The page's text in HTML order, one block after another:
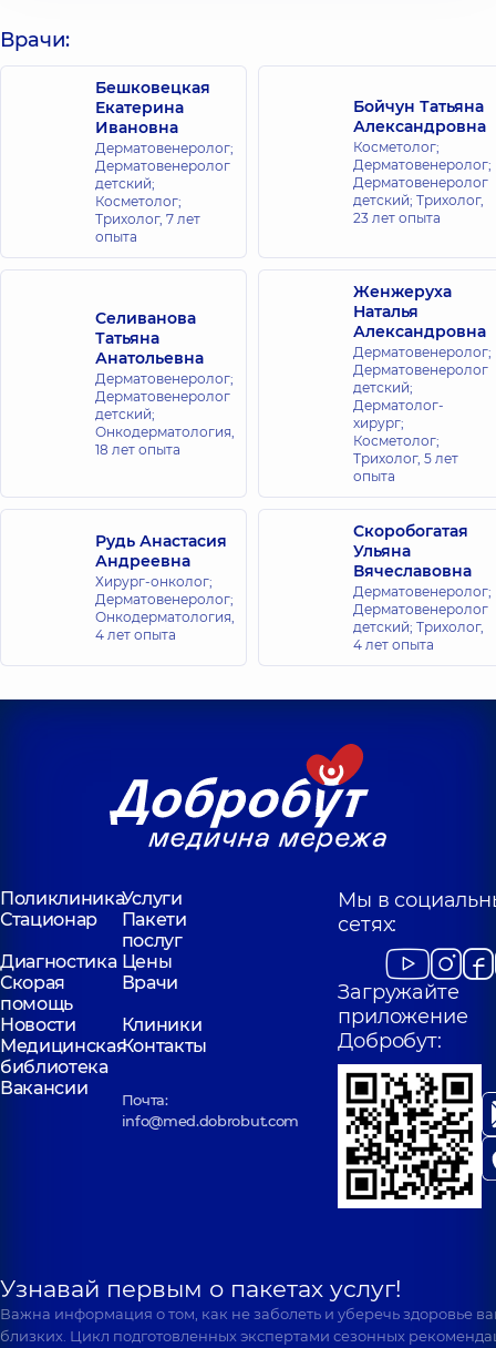
Врачи:
Бешковецкая
Екатерина
Ивановна
Дерматовенеролог;
Дерматовенеролог
детский;
Косметолог;
Трихолог, 7 лет
опыта
Бойчун Татьяна
Александровна
Косметолог;
Дерматовенеролог;
Дерматовенеролог
детский; Трихолог,
23 лет опыта
Селиванова
Татьяна
Анатольевна
Дерматовенеролог;
Дерматовенеролог
детский;
Онкодерматология,
18 лет опыта
Женжеруха
Наталья
Александровна
Дерматовенеролог;
Дерматовенеролог
детский;
Дерматолог-
хирург;
Косметолог;
Трихолог, 5 лет
опыта
Рудь Анастасия
Андреевна
Хирург-онколог;
Дерматовенеролог;
Онкодерматология,
4 лет опыта
Скоробогатая
Ульяна
Вячеславовна
Дерматовенеролог;
Дерматовенеролог
детский; Трихолог,
4 лет опыта
ПоликлиникаУслуги
Стационар
Пакети
послуг
Диагностика Цены
Скорая
помощь
Врачи
Новости
Клиники
Медицинская
библиотека
Контакты
Вакансии
Почта:
info@med.dobrobut.com
Мы в
сетях:
Загружайте
приложение
Добробут:
Узнавай первым о пакетах услуг!
Важна информация о том, как не заболеть и уберечь здоровье
близких. Цикл подготовленных экспертами сезонных